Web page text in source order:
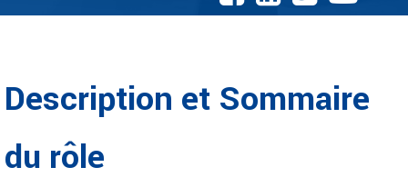
Description et Sommaire
du rôle